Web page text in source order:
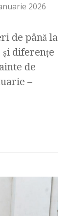
2026
de până la
și diferențe
de
–